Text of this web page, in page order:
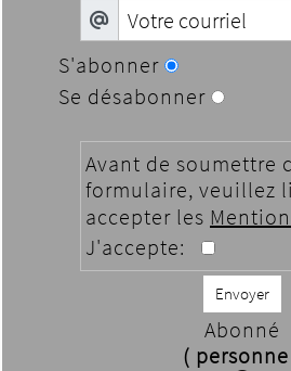
S'abonner
Se désabonner
Avant de soumettre
formulaire, veuillez
accepter les
J'accepte:
Envoyer
Abonné
(